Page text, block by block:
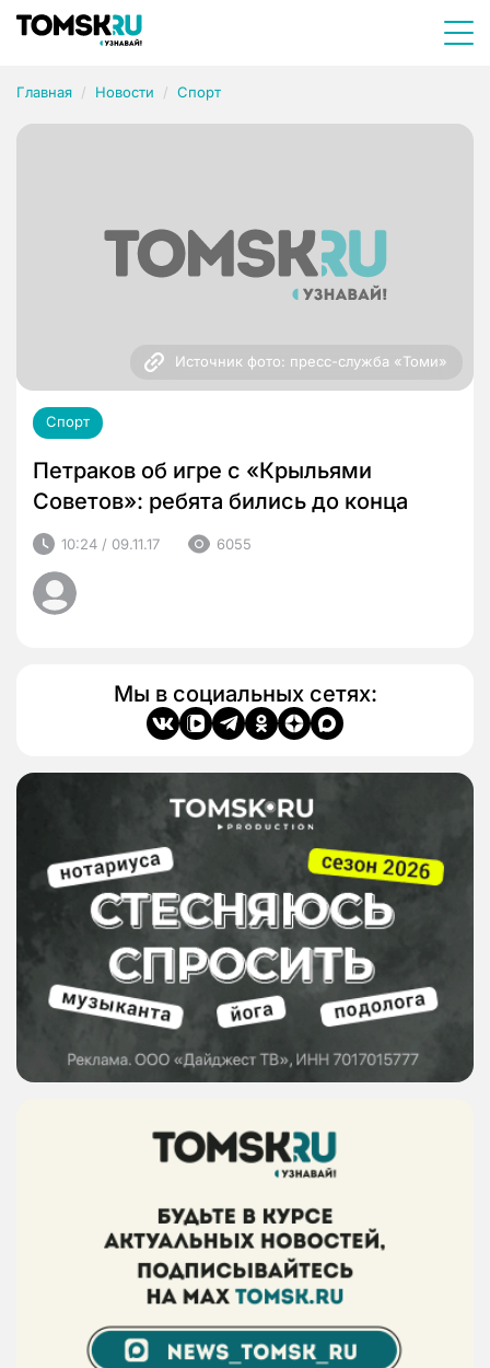
Главная Новости Спорт
Источник фото: пресс-служба «Томи»
Спорт
Петраков об игре с «Крыльями
Советов»: ребята бились до конца
10:24 / 09.11.17 6055
Мы в социальных сетях: